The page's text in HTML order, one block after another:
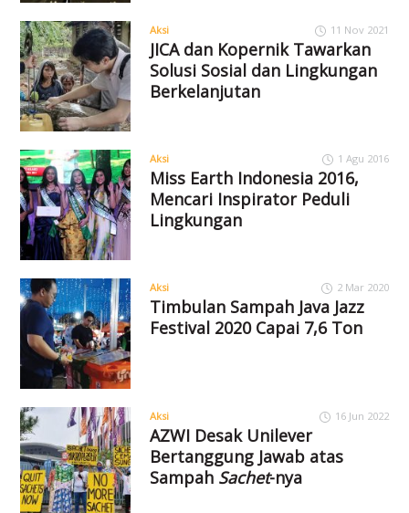
Aksi 11 Nov 2021
JICA dan Kopernik Tawarkan
Solusi Sosial dan Lingkungan
Berkelanjutan
Aksi 1 Agu 2016
Miss Earth Indonesia 2016,
Mencari Inspirator Peduli
Lingkungan
Aksi 2 Mar 2020
Timbulan Sampah Java Jazz
Festival 2020 Capai 7,6 Ton
Aksi 16 Jun 2022
AZWI Desak Unilever
Bertanggung Jawab atas
Sampah Sachet-nya